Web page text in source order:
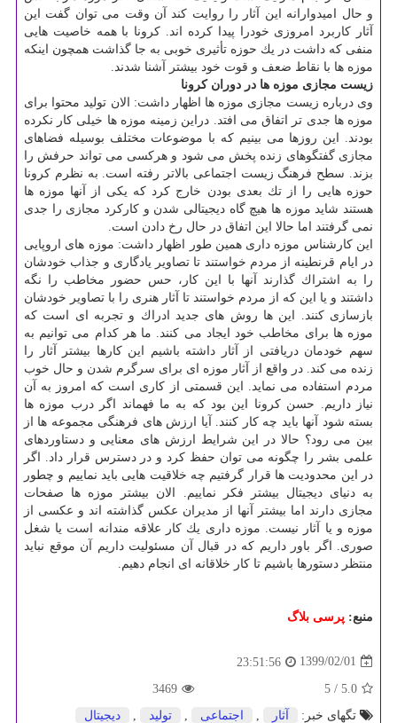
و حال امیدوارانه این آثار را روایت كند آن وقت می توان گفت این
آثار كاربرد امروزی خودرا پیدا كرده اند. كرونا با همه خاصیت هایی
منفی كه داشت در یك حوزه تأثیری خوبی به جا گذاشت همچون اینكه
موزه ها با نقاط ضعف و قوت خود بیشتر آشنا شدند.
زیست مجازی موزه ها در دوران كرونا
وی درباره زیست مجازی موزه ها اظهار داشت: الان تولید محتوا برای
موزه ها جدی تر اتفاق می افتد. دراین زمینه موزه ها خیلی كار نكرده
بودند. این روزها می بینیم كه با موضوعات مختلف بوسیله فضاهای
مجازی گفتگوهای زنده پخش می شود و هركسی می تواند حرفش را
بزند. سطح فرهنگ زیست اجتماعی بالاتر رفته است. به نظرم كرونا
حوزه هایی را از تك بعدی بودن خارج كرد كه یكی از آنها موزه ها
هستند شاید موزه ها هیچ گاه دیجیتالی شدن و كاركرد مجازی را جدی
نمی گرفتند اما حالا این اتفاق در حال رخ دادن است.
این كارشناس موزه داری همین طور اظهار داشت: موزه های اروپایی
در ایام قرنطینه از مردم خواستند تا تصاویر یادگاری و جذاب خودشان
را به اشتراك گذارند آنها با این كار، حس حضور مخاطب را نگه
داشتند و یا این كه از مردم خواستند تا آثار هنری را با تصاویر خودشان
بازسازی كنند. این ها روش های جدید ادراك و تجربه ای است كه
موزه ها برای مخاطب خود ایجاد می كنند. ما هر كدام می توانیم به
سهم خودمان دریافتی از آثار داشته باشیم این كارها بیشتر آثار را
زنده می كند. در واقع از آثار موزه ای برای سرگرم شدن و حال خوب
مردم استفاده می نماید. این قسمتی از كاری است كه امروز به آن
نیاز داریم. حسن كرونا این بود كه به ما فهماند اگر درب موزه ها
بسته شود آنها باید چه كار كنند. آیا ارزش های فرهنگی مجموعه ها از
بین می رود؟ حالا در این شرایط ارزش های معنایی و دستاوردهای
علمی بشر را چگونه می توان حفظ كرد و در دسترس قرار داد. اگر
در این محدودیت ها قرار گرفتیم چه خلاقیت هایی باید نماییم و چطور
به دنیای دیجیتال بیشتر فكر نماییم. الان بیشتر موزه ها صفحات
مجازی دارند اما بیشتر آنها از مدیران عكس گذاشته اند و عكسی از
موزه و یا آثار نیست. موزه داری یك كار علاقه مندانه است یا شغل
صوری. اگر باور داریم كه در قبال آن مسئولیت داریم آن موقع نباید
منتظر دستورها باشیم تا كار خلاقانه ای انجام دهیم.
منبع: پرسی بلاگ
1399/02/01
23:51:56
5.0
/ 5
3469
تگهای خبر:
آثار , اجتماعی , تولید , دیجیتال